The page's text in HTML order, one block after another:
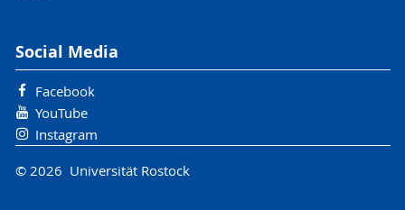
Social Media
Facebook
YouTube
Instagram
© 2026 Universität Rostock